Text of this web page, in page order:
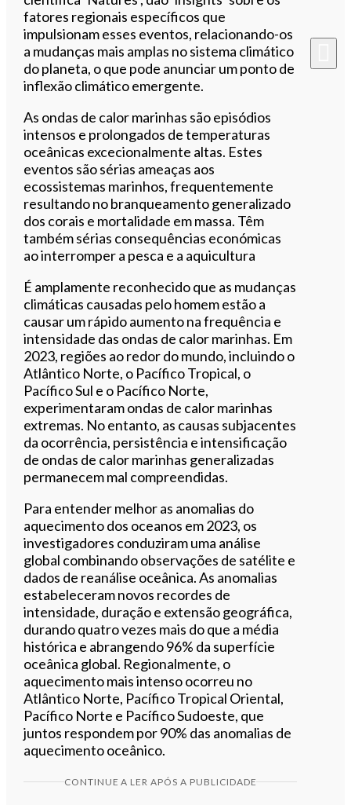
fatores regionais específicos que
impulsionam esses eventos, relacionando-os
a mudanças mais amplas no sistema climático
do planeta, o que pode anunciar um ponto de
inflexão climático emergente.
As ondas de calor marinhas são episódios
intensos e prolongados de temperaturas
oceânicas excecionalmente altas. Estes
eventos são sérias ameaças aos
ecossistemas marinhos, frequentemente
resultando no branqueamento generalizado
dos corais e mortalidade em massa. Têm
também sérias consequências económicas
ao interromper a pesca e a aquicultura
É amplamente reconhecido que as mudanças
climáticas causadas pelo homem estão a
causar um rápido aumento na frequência e
intensidade das ondas de calor marinhas. Em
2023, regiões ao redor do mundo, incluindo o
Atlântico Norte, o Pacífico Tropical, o
Pacífico Sul e o Pacífico Norte,
experimentaram ondas de calor marinhas
extremas. No entanto, as causas subjacentes
da ocorrência, persistência e intensificação
de ondas de calor marinhas generalizadas
permanecem mal compreendidas.
Para entender melhor as anomalias do
aquecimento dos oceanos em 2023, os
investigadores conduziram uma análise
global combinando observações de satélite e
dados de reanálise oceânica. As anomalias
estabeleceram novos recordes de
intensidade, duração e extensão geográfica,
durando quatro vezes mais do que a média
histórica e abrangendo 96% da superfície
oceânica global. Regionalmente, o
aquecimento mais intenso ocorreu no
Atlântico Norte, Pacífico Tropical Oriental,
Pacífico Norte e Pacífico Sudoeste, que
juntos respondem por 90% das anomalias de
aquecimento oceânico.
CONTINUE A LER APÓS A PUBLICIDADE